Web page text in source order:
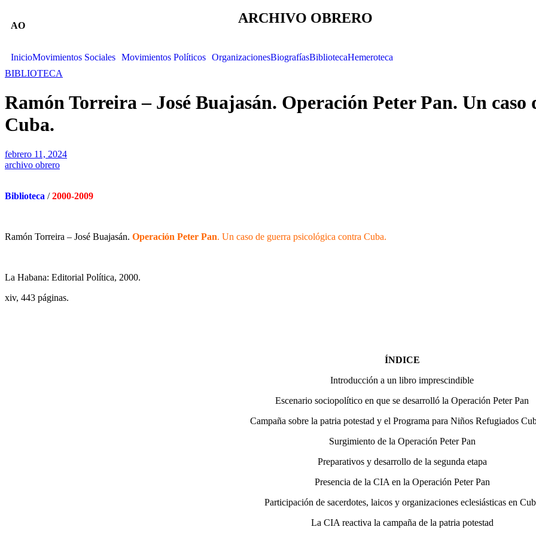
AO ARCHIVO OBRERO
InicioMovimientos Sociales Movimientos Políticos OrganizacionesBiografíasBibliotecaHemeroteca
BIBLIOTECA
Ramón Torreira – José Buajasán. Operación Peter Pan. Un
Cuba.
febrero 11, 2024
archivo obrero
Biblioteca /2000-2009
Ramón Torreira – José Buajasán. Operación Peter Pan. Un caso de guerra psicológica contra Cuba.
La Habana: Editorial Política, 2000.
xiv, 443 páginas.
ÍNDICE
Introducción a un libro imprescindible
Escenario sociopolítico en que se desarrolló la Operación Peter Pan
Campaña sobre la patria potestad y el Programa para Niños Refugiados
Surgimiento de la Operación Peter Pan
Preparativos y desarrollo de la segunda etapa
Presencia de la CIA en la Operación Peter Pan
Participación de sacerdotes, laicos y organizaciones eclesiásticas en
La CIA reactiva la campaña de la patria potestad